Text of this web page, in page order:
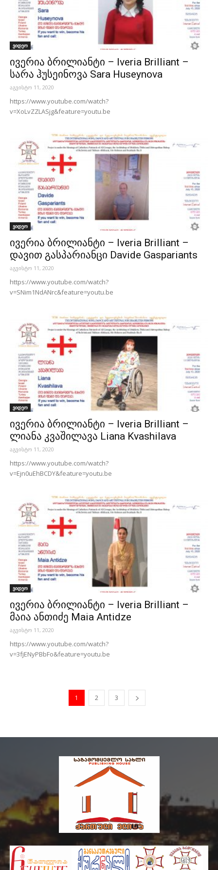
ვიდეო
ივერია ბრილიანტი – Iveria Brilliant –
სარა ჰუსეინოვა Sara Huseynova
აგვისტო 11, 2020
https://www.youtube.com/watch?
v=XoLvZZLASjg&feature=youtu.be
ვიდეო
ივერია ბრილიანტი – Iveria Brilliant –
დავით გასპარიანცი Davide Gaspariants
აგვისტო 11, 2020
https://www.youtube.com/watch?
v=SNim1NdANrc&feature=youtu.be
ვიდეო
ივერია ბრილიანტი – Iveria Brilliant –
ლიანა კვაშილავა Liana Kvashilava
აგვისტო 11, 2020
https://www.youtube.com/watch?
v=Ejn0uEhBCDY&feature=youtu.be
ვიდეო
ივერია ბრილიანტი – Iveria Brilliant –
მაია ანთიძე Maia Antidze
აგვისტო 11, 2020
https://www.youtube.com/watch?
v=3fjENyPBbFo&feature=youtu.be
1 2 3